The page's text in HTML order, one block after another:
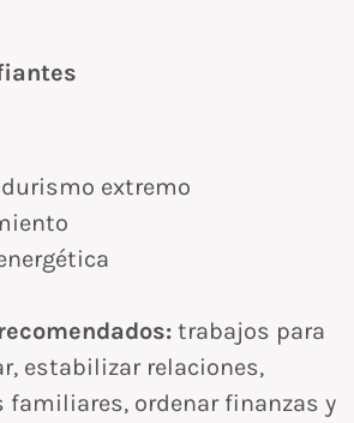
extremo
trabajos para
estabilizar relaciones,
familiares, ordenar finanzas y